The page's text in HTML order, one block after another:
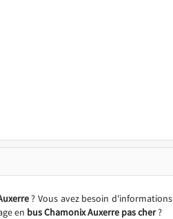
? Vous avez besoin d'informations
en bus Chamonix Auxerre pas cher?